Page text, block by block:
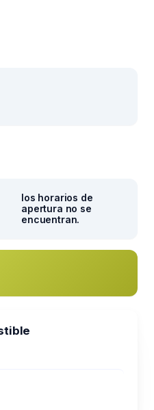
los horarios de
apertura no se
encuentran.